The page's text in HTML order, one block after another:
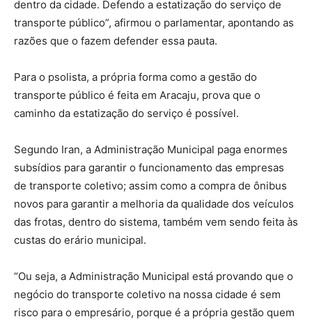
dentro da cidade. Defendo a estatização do serviço de
transporte público”, afirmou o parlamentar, apontando as
razões que o fazem defender essa pauta.
Para o psolista, a própria forma como a gestão do
transporte público é feita em Aracaju​, prova que o
caminho da estatização do serviço é possível.
Segundo Iran, a Administração Municipal paga enormes
subsídios para garantir o funcionamento das empresas
de transporte coletivo; assim como a compra de ônibus
novos para garantir a melhoria da qualidade dos veículos
das frotas, dentro do sistema, também vem sendo feita às
custas do erário municipal.
“Ou seja, a Administração Municipal está provando que o
negócio do transporte coletivo na nossa cidade é sem
risco para o empresário, porque é a própria gestão quem